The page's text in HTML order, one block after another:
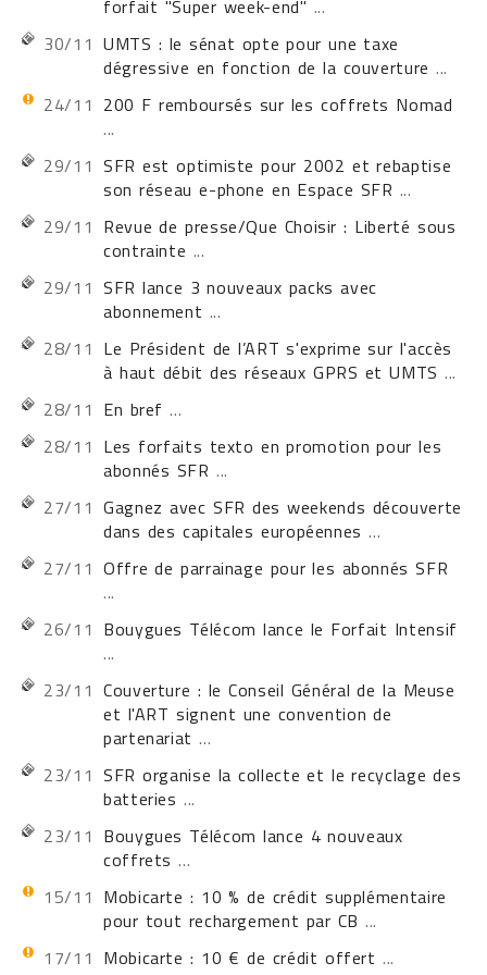
forfait "Super week-end" ...
30/11 UMTS : le sénat opte pour une taxe
dégressive en fonction de la couverture ...
24/11 200 F remboursés sur les coffrets Nomad
...
29/11 SFR est optimiste pour 2002 et rebaptise
son réseau e-phone en Espace SFR ...
29/11 Revue de presse/Que Choisir : Liberté sous
contrainte ...
29/11 SFR lance 3 nouveaux packs avec
abonnement ...
28/11 Le Président de l’ART s'exprime sur l'accès
à haut débit des réseaux GPRS et UMTS ...
28/11 En bref ...
28/11 Les forfaits texto en promotion pour les
abonnés SFR ...
27/11 Gagnez avec SFR des weekends découverte
dans des capitales européennes ...
27/11 Offre de parrainage pour les abonnés SFR
...
26/11 Bouygues Télécom lance le Forfait Intensif
...
23/11 Couverture : le Conseil Général de la Meuse
et l'ART signent une convention de
partenariat ...
23/11 SFR organise la collecte et le recyclage des
batteries ...
23/11 Bouygues Télécom lance 4 nouveaux
coffrets ...
15/11 Mobicarte : 10 % de crédit supplémentaire
pour tout rechargement par CB ...
17/11 Mobicarte : 10 € de crédit offert ...